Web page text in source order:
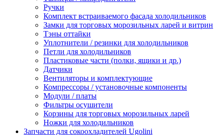
Ручки
Комплект встраиваемого фасада холодильников
Замки для торговых морозильных ларей и витрин
Тэны оттайки
Уплотнители / резинки для холодильников
Петли для холодильников
Пластиковые части (полки, ящики и др.)
Датчики
Вентиляторы и комплектующие
Компрессоры / установочные компоненты
Модули / платы
Фильтры осушители
Корзины для торговых морозильных ларей
Ножки для холодильников
Запчасти для сокоохладителей Ugolini